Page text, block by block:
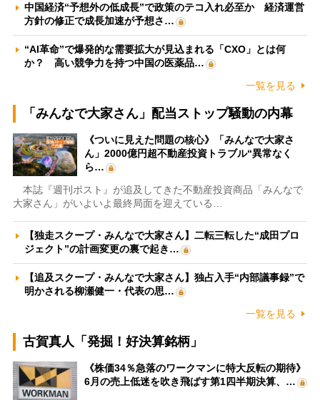
中国経済“予想外の低成長”で政策のテコ入れ必至か 経済運営
方針の修正で成長加速が予想さ…
“AI革命”で爆発的な需要拡大が見込まれる「CXO」とは何
か？ 高い競争力を持つ中国の医薬品…
一覧を見る
「みんなで大家さん」配当ストップ騒動の内幕
《ついに見えた問題の核心》「みんなで大家さ
ん」2000億円超不動産投資トラブル“異常なく
ら…
本誌『週刊ポスト』が追及してきた不動産投資商品「みんなで
大家さん」がいよいよ最終局面を迎えている…
【独走スクープ・みんなで大家さん】二転三転した“成田プロ
ジェクト”の計画変更の裏で起き…
【追及スクープ・みんなで大家さん】独占入手“内部議事録”で
明かされる柳瀬健一・代表の思…
一覧を見る
古賀真人「発掘！好決算銘柄」
《株価34％急落のワークマンに特大反転の期待》
6月の売上低迷を吹き飛ばす第1四半期決算、…